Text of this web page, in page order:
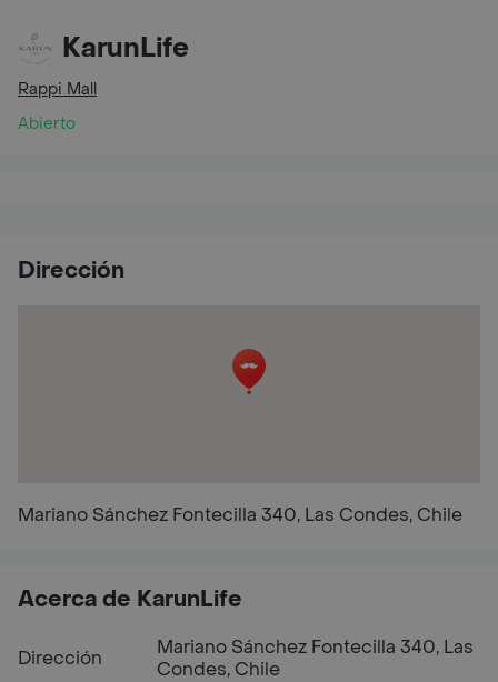
KarunLife
Rappi Mall
Abierto
Dirección
Mariano Sánchez Fontecilla 340, Las Condes, Chile
Acerca de KarunLife
Dirección
Mariano Sánchez Fontecilla 340, Las
Condes, Chile